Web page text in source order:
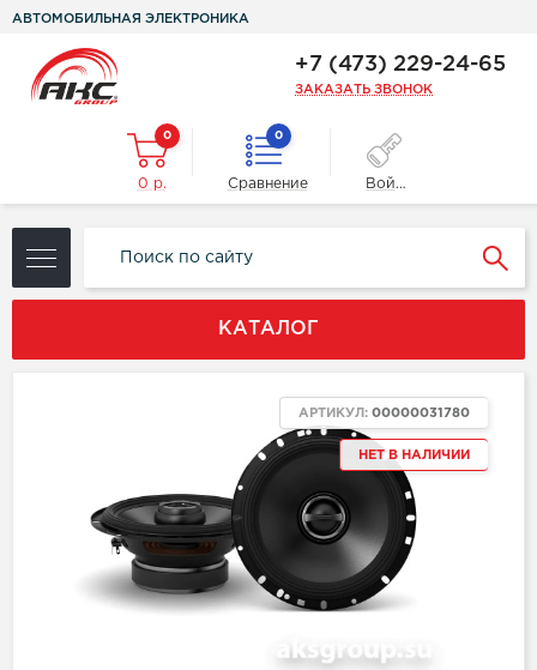
АВТОМОБИЛЬНАЯ ЭЛЕКТРОНИКА
+7 (473) 229-24-65
ЗАКАЗАТЬ ЗВОНОК
0
0 р.
0
Сравнение Войти
КАТАЛОГ
НЕТ В НАЛИЧИИ
АРТИКУЛ: 00000031780